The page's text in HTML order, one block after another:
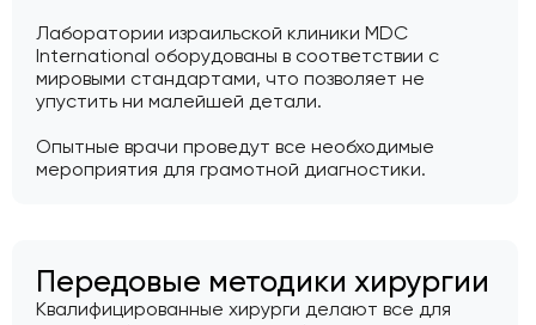
Лаборатории израильской клиники MDC
International оборудованы в соответствии с
мировыми стандартами, что позволяет не
упустить ни малейшей детали.
Опытные врачи проведут все необходимые
мероприятия для грамотной диагностики.
Передовые методики хирургии
Квалифицированные хирурги делают все для